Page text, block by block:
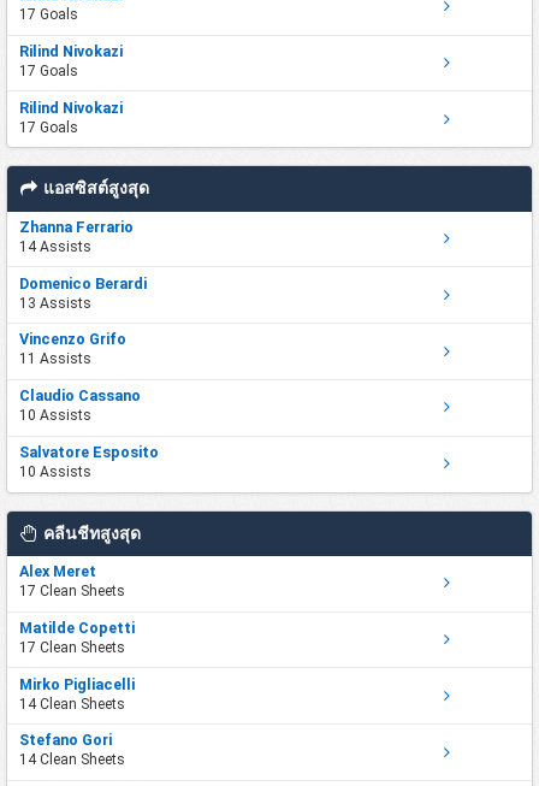
17 Goals
Rilind Nivokazi
17 Goals
Rilind Nivokazi
17 Goals
แอสซิสต์สูงสุด
Zhanna Ferrario
14 Assists
Domenico Berardi
13 Assists
Vincenzo Grifo
11 Assists
Claudio Cassano
10 Assists
Salvatore Esposito
10 Assists
คลีนชีทสูงสุด
Alex Meret
17 Clean Sheets
Matilde Copetti
17 Clean Sheets
Mirko Pigliacelli
14 Clean Sheets
Stefano Gori
14 Clean Sheets